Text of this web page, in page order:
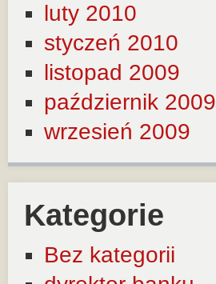
luty 2010
styczeń 2010
listopad 2009
październik 2009
wrzesień 2009
Kategorie
Bez kategorii